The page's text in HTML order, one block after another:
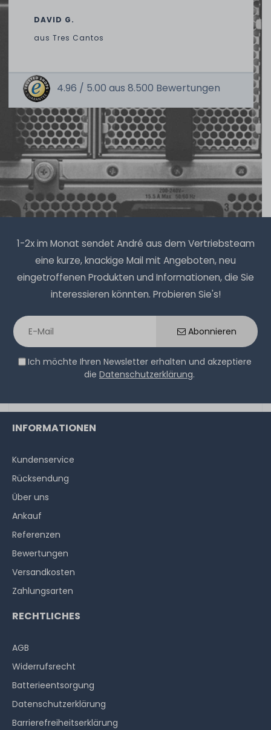
DAVID G.
aus Tres Cantos
4.96 / 5.00 aus 8.500 Bewertungen
1-2x im Monat sendet André aus dem Vertriebsteam
eine kurze, knackige Mail mit Angeboten, neu
eingetroffenen Produkten und Informationen, die Sie
interessieren könnten. Probieren Sie's!
Abonnieren
Ich möchte Ihren Newsletter erhalten und akzeptiere
die Datenschutzerklärung.
INFORMATIONEN
Kundenservice
Rücksendung
Über uns
Ankauf
Referenzen
Bewertungen
Versandkosten
Zahlungsarten
RECHTLICHES
AGB
Widerrufs­recht
Batterieentsorgung
Datenschutzerklärung
Barrierefreiheitserklärung